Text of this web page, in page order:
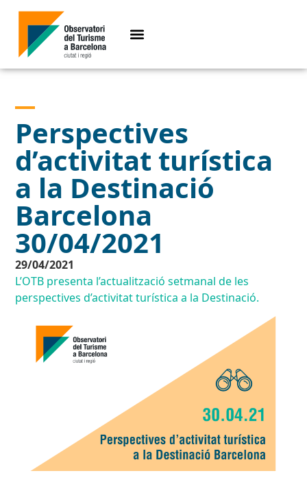
Perspectives
d’activitat turística
a la Destinació
Barcelona
30/04/2021
29/04/2021
L’OTB presenta l’actualització setmanal de les
perspectives d’activitat turística a la Destinació.